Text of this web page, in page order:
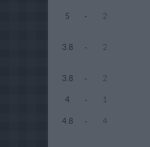
5 - 2
3.8 - 2
3.8 - 2
4 - 1
4.8 - 4